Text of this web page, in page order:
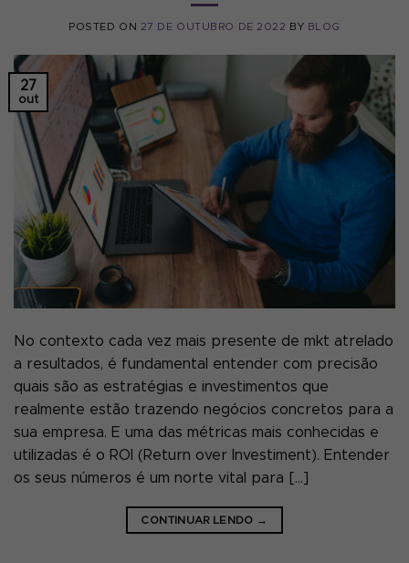
POSTED ON 27 DE OUTUBRO DE 2022 BY BLOG
27
out
No contexto cada vez mais presente de mkt atrelado
a resultados, é fundamental entender com precisão
quais são as estratégias e investimentos que
realmente estão trazendo negócios concretos para a
sua empresa. E uma das métricas mais conhecidas e
utilizadas é o ROI (Return over Investiment). Entender
os seus números é um norte vital para […]
CONTINUAR LENDO →